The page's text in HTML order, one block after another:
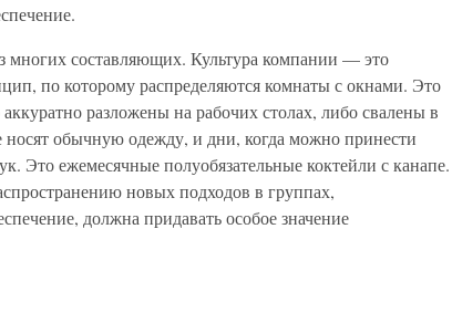
многих составляющих. Культура компании — это
по которому распределяются комнаты с окнами. Это
разложены на рабочих столах, либо свалены в
носят обычную одежду, и дни, когда можно принести
Это ежемесячные полуобязательные коктейли с канапе.
новых подходов в группах,
должна придавать особое значение